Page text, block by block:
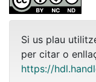
Si us plau
per citar o
https://